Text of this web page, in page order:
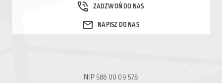
NIP 588 00 09 578